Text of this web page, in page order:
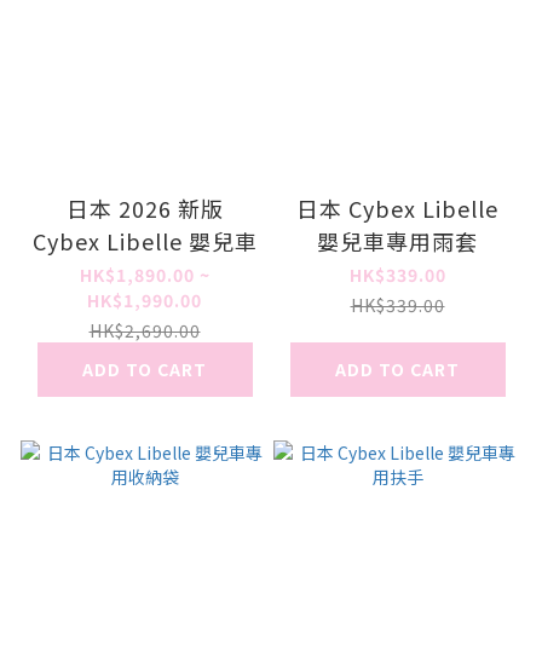
日本 2026 新版
Cybex Libelle 嬰兒車
HK$1,890.00 ~
HK$1,990.00
HK$2,690.00
ADD TO CART
日本 Cybex Libelle
嬰兒車專用雨套
HK$339.00
HK$339.00
ADD TO CART